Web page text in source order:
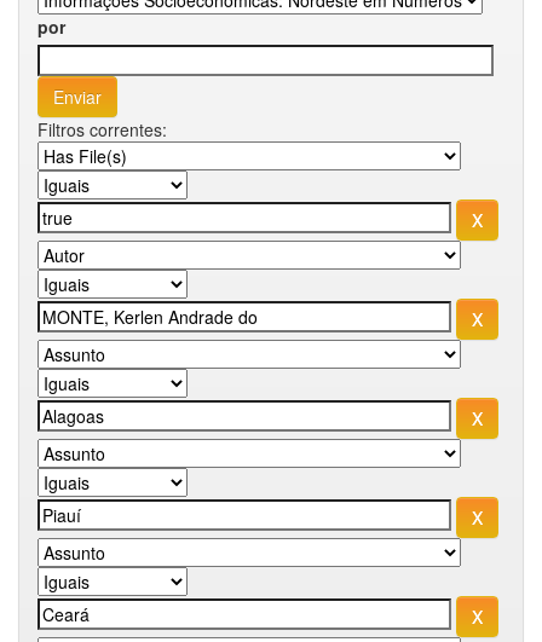
por
Filtros correntes: